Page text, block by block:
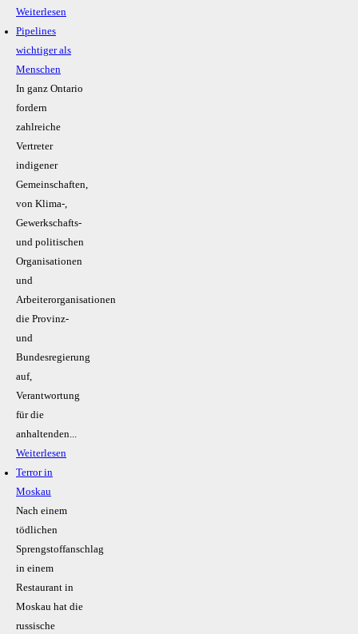
Weiterlesen
Pipelines
wichtiger als
Menschen
In ganz Ontario
fordern
zahlreiche
Vertreter
indigener
Gemeinschaften,
von Klima-,
Gewerkschafts-
und politischen
Organisationen
und
Arbeiterorganisationen
die Provinz-
und
Bundesregierung
auf,
Verantwortung
für die
anhaltenden...
Weiterlesen
Terror in
Moskau
Nach einem
tödlichen
Sprengstoffanschlag
in einem
Restaurant in
Moskau hat die
russische